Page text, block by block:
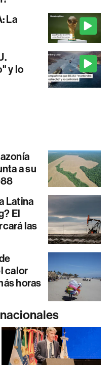
La
y lo
a su
Latina
El
las
calor
horas